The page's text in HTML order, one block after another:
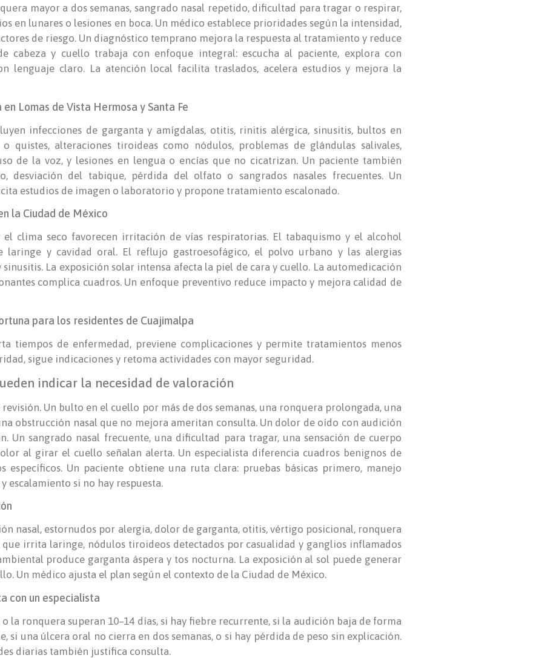
mayor a dos semanas, sangrado nasal repetido, dificultad para tragar o respirar,
en lunares o lesiones en boca. Un médico establece prioridades según la intensidad,
de riesgo. Un diagnóstico temprano mejora la respuesta al tratamiento y reduce
cabeza y cuello trabaja con enfoque integral: escucha al paciente, explora con
lenguaje claro. La atención local facilita traslados, acelera estudios y mejora la
Lomas de Vista Hermosa y Santa Fe
infecciones de garganta y amígdalas, otitis, rinitis alérgica, sinusitis, bultos en
quistes, alteraciones tiroideas como nódulos, problemas de glándulas salivales,
de la voz, y lesiones en lengua o encías que no cicatrizan. Un paciente también
desviación del tabique, pérdida del olfato o sangrados nasales frecuentes. Un
estudios de imagen o laboratorio y propone tratamiento escalonado.
la Ciudad de México
clima seco favorecen irritación de vías respiratorias. El tabaquismo y el alcohol
laringe y cavidad oral. El reflujo gastroesofágico, el polvo urbano y las alergias
La exposición solar intensa afecta la piel de cara y cuello. La automedicación
complica cuadros. Un enfoque preventivo reduce impacto y mejora calidad de
para los residentes de Cuajimalpa
tiempos de enfermedad, previene complicaciones y permite tratamientos menos
sigue indicaciones y retoma actividades con mayor seguridad.
indicar la necesidad de valoración
Un bulto en el cuello por más de dos semanas, una ronquera prolongada, una
obstrucción nasal que no mejora ameritan consulta. Un dolor de oído con audición
Un sangrado nasal frecuente, una dificultad para tragar, una sensación de cuerpo
al girar el cuello señalan alerta. Un especialista diferencia cuadros benignos de
específicos. Un paciente obtiene una ruta clara: pruebas básicas primero, manejo
escalamiento si no hay respuesta.
nasal, estornudos por alergia, dolor de garganta, otitis, vértigo posicional, ronquera
irrita laringe, nódulos tiroideos detectados por casualidad y ganglios inflamados
produce garganta áspera y tos nocturna. La exposición al sol puede generar
Un médico ajusta el plan según el contexto de la Ciudad de México.
con un especialista
la ronquera superan 10–14 días, si hay fiebre recurrente, si la audición baja de forma
si una úlcera oral no cierra en dos semanas, o si hay pérdida de peso sin explicación.
diarias también justifica consulta.